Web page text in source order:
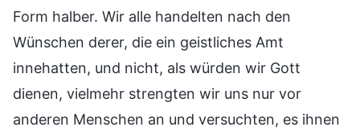
Form halber. Wir alle handelten nach den
Wünschen derer, die ein geistliches Amt
innehatten, und nicht, als würden wir Gott
dienen, vielmehr strengten wir uns nur vor
anderen Menschen an und versuchten, es ihnen